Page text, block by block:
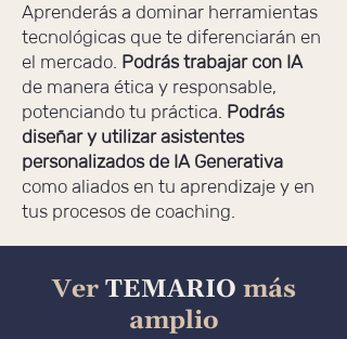
Aprenderás a dominar herramientas
tecnológicas que te diferenciarán en
el mercado. Podrás trabajar con IA
de manera ética y responsable,
potenciando tu práctica. Podrás
diseñar y utilizar asistentes
personalizados de IA Generativa
como aliados en tu aprendizaje y en
tus procesos de coaching.​
Ver TEMARIO más
amplio